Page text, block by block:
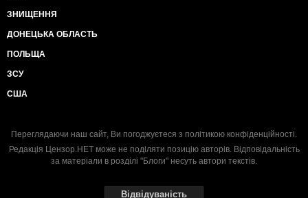
ЗНИЩЕННЯ
ДОНЕЦЬКА ОБЛАСТЬ
ПОЛЬЩА
ЗСУ
США
Переглядаючи наш сайт, Ви погоджуєтеся з політикою конфіденційності.
Редакція Цензор.НЕТ може не поділяти позицію авторів. Відповідальність
за матеріали в розділі "Блоги" несуть автори текстів.
Відвідуваність